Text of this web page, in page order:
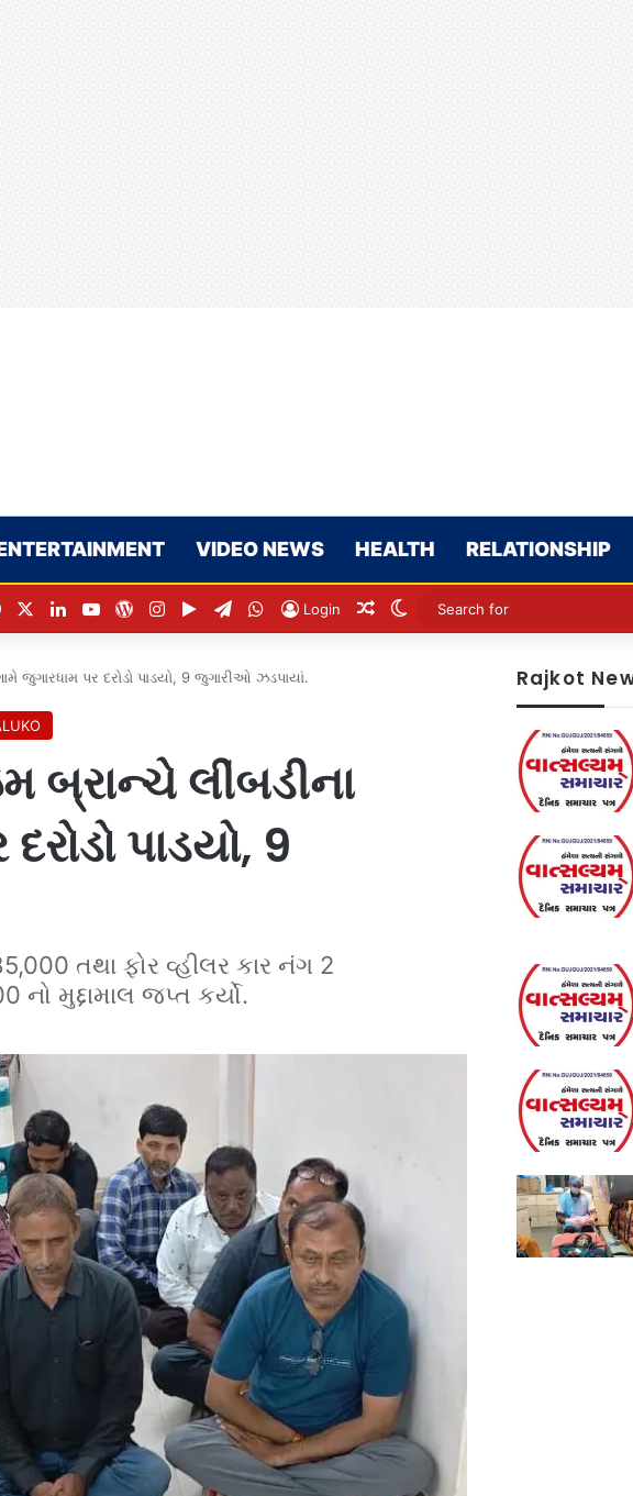
VIDEO NEWS HEALTH RELATIONSHIP
FacebookLinkedInYouTubeWordPress
Instagram
Google Play
Telegram
WhatsApp
Login Random Article
Switch skin
જુગારધામ પર દરોડો પાડયો, 9 જુગારીઓ ઝડપાયાં.
બ્રાન્ચે લીંબડીના
પાડયો, 9
તથા ફોર વ્હીલર કાર નંગ 2
મુદ્દામાલ જપ્ત કર્યો.
Rajkot